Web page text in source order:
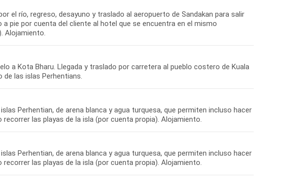
el río, regreso, desayuno y traslado al aeropuerto de Sandakan para salir
pie por cuenta del cliente al hotel que se encuentra en el mismo
Alojamiento.
a Kota Bharu. Llegada y traslado por carretera al pueblo costero de Kuala
de las islas Perhentians.
Perhentian, de arena blanca y agua turquesa, que permiten incluso hacer
las playas de la isla (por cuenta propia). Alojamiento.
Perhentian, de arena blanca y agua turquesa, que permiten incluso hacer
las playas de la isla (por cuenta propia). Alojamiento.